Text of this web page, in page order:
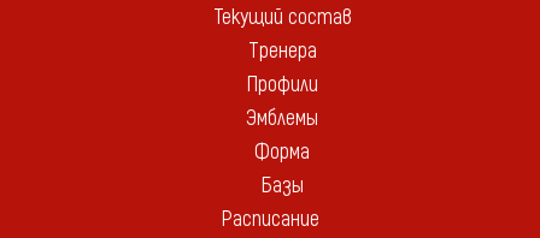
Текущий состав
Тренера
Профили
Эмблемы
Форма
Базы
Расписание